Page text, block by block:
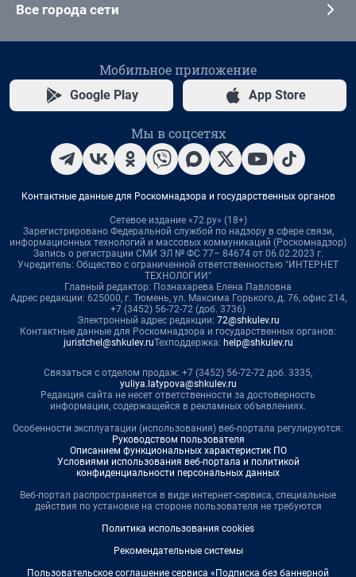
Все города сети
Мобильное приложение
Google Play App Store
Мы в соцсетях
Контактные данные для Роскомнадзора и государственных органов
Сетевое издание «72.ру» (18+)
Зарегистрировано Федеральной службой по надзору в сфере связи,
информационных технологий и массовых коммуникаций (Роскомнадзор)
Запись о регистрации СМИ ЭЛ № ФС 77– 84674 от 06.02.2023 г.
Учредитель: Общество с ограниченной ответственностью "ИНТЕРНЕТ
ТЕХНОЛОГИИ"
Главный редактор: Познахарева Елена Павловна
Адрес редакции: 625000, г. Тюмень, ул. Максима Горького, д. 76, офис 214,
+7 (3452) 56-72-72 (доб. 3736)
Электронный адрес редакции: 72@shkulev.ru
Контактные данные для Роскомнадзора и государственных органов:
juristchel@shkulev.ruТехподдержка: help@shkulev.ru
Связаться с отделом продаж: +7 (3452) 56-72-72 доб. 3335,
yuliya.latypova@shkulev.ru
Редакция сайта не несет ответственности за достоверность
информации, содержащейся в рекламных объявлениях.
Особенности эксплуатации (использования) веб-портала регулируются:
Руководством пользователя
Описанием функциональных характеристик ПО
Условиями использования веб-портала и политикой
конфиденциальности персональных данных
Веб-портал распространяется в виде интернет-сервиса, специальные
действия по установке на стороне пользователя не требуются
Политика использования cookies
Рекомендательные системы
Пользовательское соглашение сервиса «Подписка без баннерной